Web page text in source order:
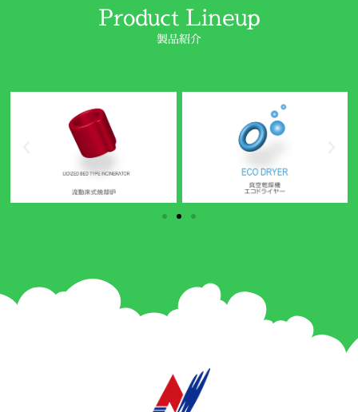
Product Lineup
製品紹介